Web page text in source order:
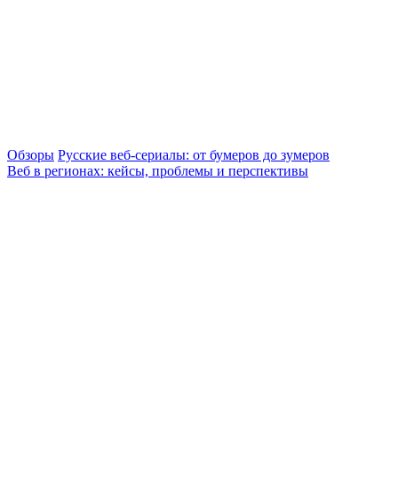
Обзоры Русские веб-сериалы: от бумеров до зумеров
Веб в регионах: кейсы, проблемы и перспективы